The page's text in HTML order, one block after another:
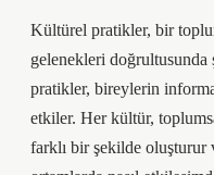
Kültürel pratikler, bir
gelenekleri
pratikler, bireylerin
etkiler. Her kültür,
farklı bir şekilde oluşturur